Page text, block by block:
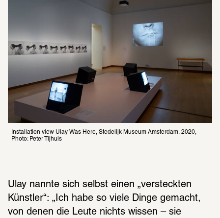
Installation view Ulay Was Here, Stedelijk Museum Amsterdam, 2020,
Photo: Peter Tijhuis
Ulay nannte sich selbst einen „versteckten
Künstler“: „Ich habe so viele Dinge gemacht,
von denen die Leute nichts wissen – sie